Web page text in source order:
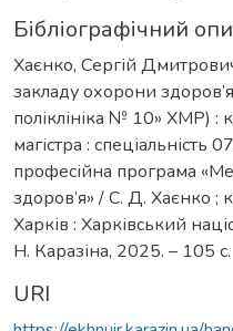
Бібліографічний
Хаєнко, Сергій
закладу охорони
поліклініка № 10» ХМР) :
магістра :
професійна програма
здоров’я» / С. Д. Хаєнко ;
Харків : Харківський
Н. Каразіна, 2025. – 105 с.
URI